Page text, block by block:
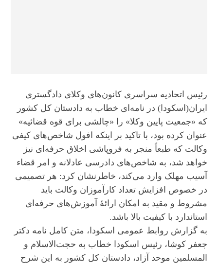
رئیس اتحادیه سراسری کانون‌های وکلای دادگستری
ایران(اسکودا) در نامه‌ای خطاب به دادستان کل کشور
که «جمعیت پایین وکلا» را «چالشی برای قوه قضائیه»
عنوان کرده بود، با تاکید بر اینکه افول شاخص‌های کیفی
وکالت که طبعاً منجر به فروپاشی اخلاق حرفه‌ای نیز
خواهد شد، به شاخص‌های دادرسی عادلانه و امر قضاء
آسیب مهلک وارد می‌کند، خاطرنشان کرد: هر تصمیمی
در خصوص افزایش تعداد کارآموزان وکالت باید
مشروط و مقید به امکان ارائۀ آموزش‌های حرفه‌ای
استاندارد با کیفیت بالا باشد.
به گزارش روابط عمومی اسکودا، متن کامل نامه دکتر
جعفر کوشا، رئیس اسکودا خطاب به حجت‌الاسلام و
المسلمین موحد آزاد، دادستان کل کشور به این شرح